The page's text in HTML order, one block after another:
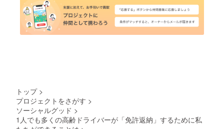
トップ >
プロジェクトをさがす >
ソーシャルグッド >
1人でも多くの高齢ドライバーが「免許返納」するために私